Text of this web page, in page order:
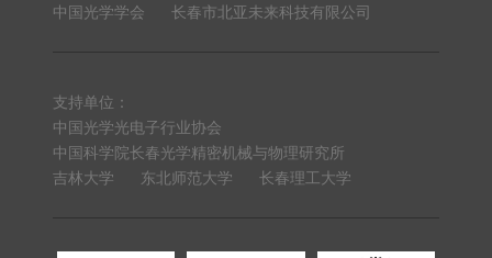
中国光学学会
长春市北亚未来科技有限公司
支持单位：
中国光学光电子行业协会
中国科学院长春光学精密机械与物理研究所
吉林大学
东北师范大学 长春理工大学